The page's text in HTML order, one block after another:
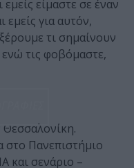
είμαστε σε έναν
εμείς για αυτόν,
τι σημαίνουν
ενώ τις φοβόμαστε,
στο Πανεπιστήμιο
και σενάριο –